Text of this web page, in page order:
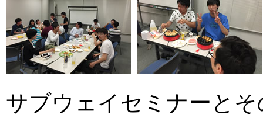
サブウェイセミナーと